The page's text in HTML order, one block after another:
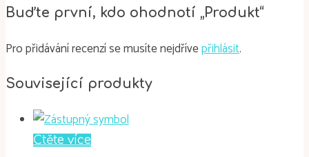
Buďte první, kdo ohodnotí „Produkt“
Pro přidávání recenzí se musíte nejdřívepřihlásit.
Související produkty
Čtěte více